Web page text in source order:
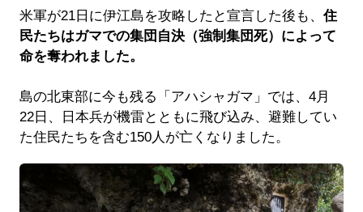
米軍が21日に伊江島を攻略したと宣言した後も、住
民たちはガマでの集団自決（強制集団死）によって
命を奪われました。
島の北東部に今も残る「アハシャガマ」では、4月
22日、日本兵が機雷とともに飛び込み、避難してい
た住民たちを含む150人が亡くなりました。